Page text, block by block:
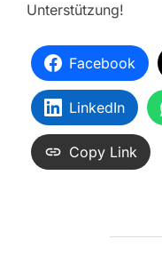
Unterstützung!
Facebook
LinkedIn
Copy Link